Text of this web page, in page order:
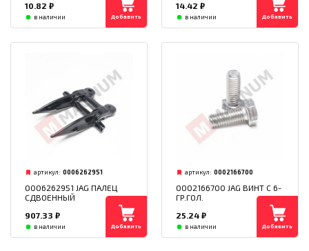
10.82 ₽
в наличии Добавить
14.42 ₽
в наличии Добавить
артикул: 0006262951
0006262951 JAG ПАЛЕЦ
СДВОЕННЫЙ
907.33 ₽
в наличии Добавить
артикул: 0002166700
0002166700 JAG ВИНТ С 6-
ГР.ГОЛ.
25.24 ₽
в наличии Добавить